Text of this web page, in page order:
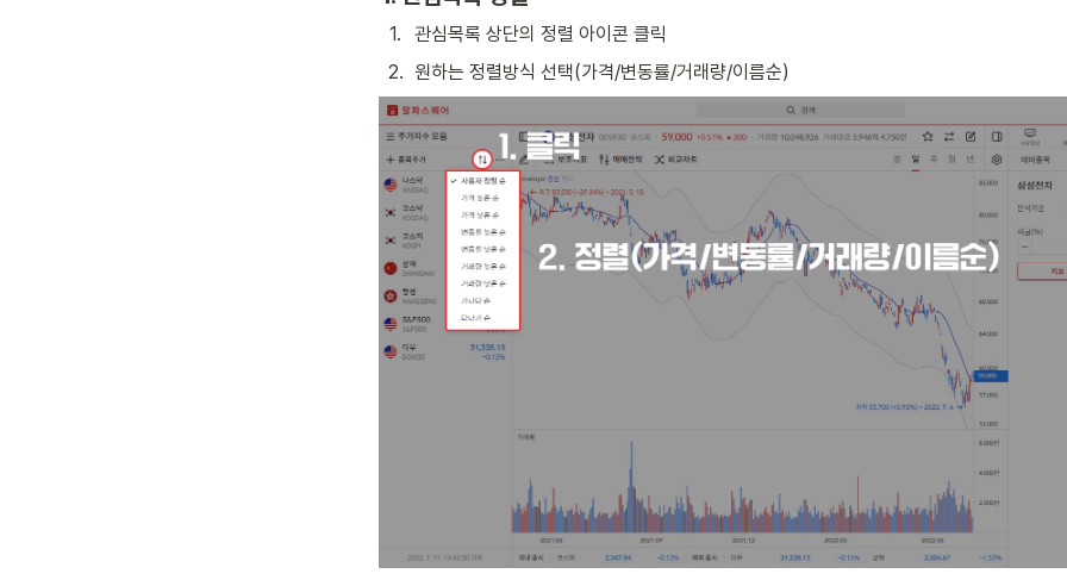
1.
관심목록 상단의 정렬 아이콘 클릭
2. 원하는 정렬방식 선택(가격/변동률/거래량/이름순)